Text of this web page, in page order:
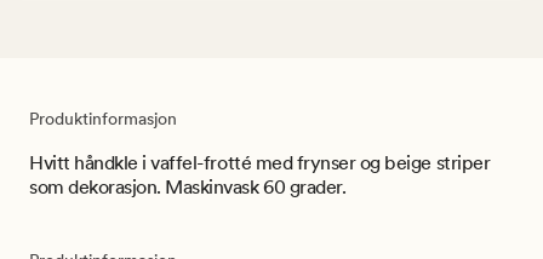
Produktinformasjon
Hvitt håndkle i vaffel-frotté med frynser og beige striper
som dekorasjon. Maskinvask 60 grader.